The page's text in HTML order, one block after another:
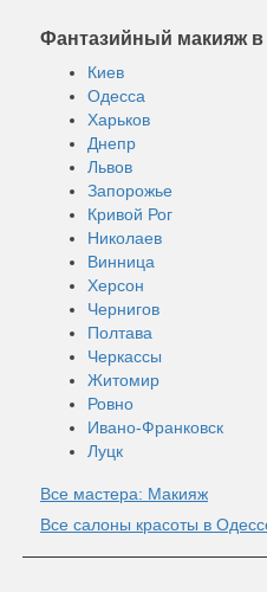
Фантазийный макияж в
Киев
Одесса
Харьков
Днепр
Львов
Запорожье
Кривой Рог
Николаев
Винница
Херсон
Чернигов
Полтава
Черкассы
Житомир
Ровно
Ивано-Франковск
Луцк
Все мастера: Макияж
Все салоны красоты в